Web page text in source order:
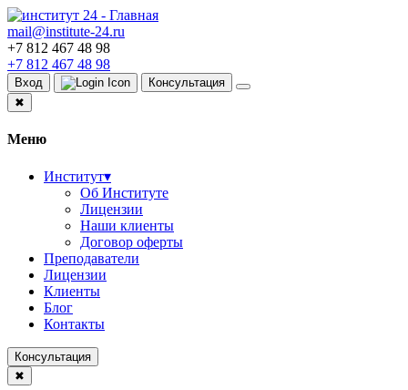
mail@institute-24.ru
+7 812 467 48 98
+7 812 467 48 98
Вход
Консультация
✖
Меню
Институт▾
Об Институте
Лицензии
Наши клиенты
Договор оферты
Преподаватели
Лицензии
Клиенты
Блог
Контакты
Консультация
✖